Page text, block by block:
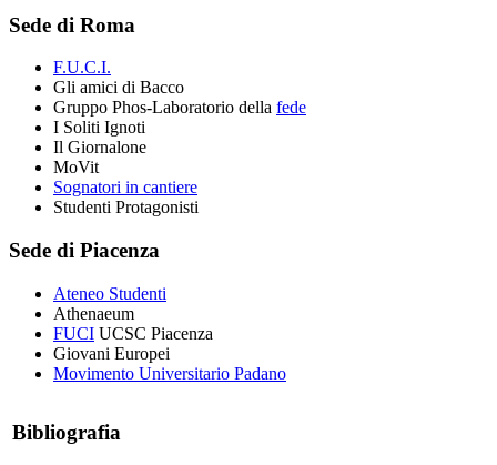
Sede di Roma
F.U.C.I.
Gli amici di Bacco
Gruppo Phos-Laboratorio della fede
I Soliti Ignoti
Il Giornalone
MoVit
Sognatori in cantiere
Studenti Protagonisti
Sede di Piacenza
Ateneo Studenti
Athenaeum
FUCI UCSC Piacenza
Giovani Europei
Movimento Universitario Padano
Bibliografia